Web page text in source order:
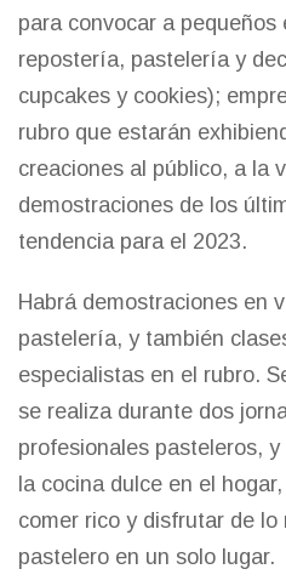
para convocar a pequeños
repostería, pastelería y
cupcakes y cookies);
rubro que estarán
creaciones al público, a la
demostraciones de los
tendencia para el 2023.
Habrá demostraciones en
pastelería, y también
especialistas en el rubro.
se realiza durante dos
profesionales pasteleros,
la cocina dulce en el
comer rico y disfrutar de lo
pastelero en un solo lugar.